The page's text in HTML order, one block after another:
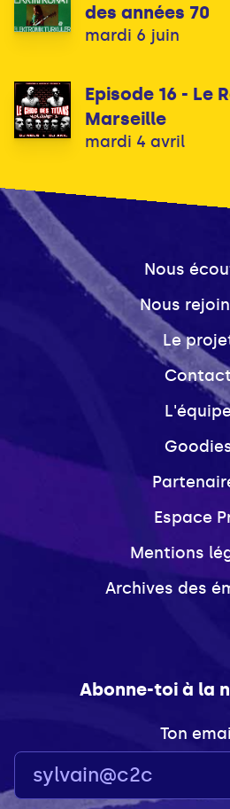
des années 70
mardi 6 juin
Episode 16 - Le
Marseille
mardi 4 avril
Nous
Nous
Le
Espace
Mentions
Archives des
Abonne-toi à la
Ton